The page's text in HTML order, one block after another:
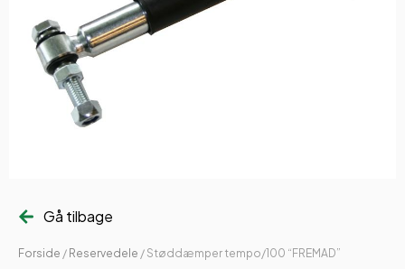
Gå tilbage
Forside / Reservedele / Støddæmper tempo/100 “FREMAD”